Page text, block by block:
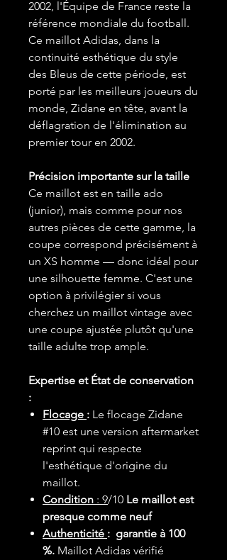
2002, l'Équipe de France reste la
référence mondiale du football.
Ce maillot Adidas, dans la
continuité esthétique du style
des Bleus de cette période, est
porté par les meilleurs joueurs du
monde, Zidane en tête, avant la
déflagration de l'élimination au
premier tour en 2002.
Précision importante sur la taille
Ce maillot est en taille ado
(junior), mais comme pour nos
autres pièces de cette gamme, la
coupe correspond précisément à
un XS homme — donc idéal pour
une silhouette femme. C'est une
option à privilégier si vous
cherchez un maillot vintage avec
une coupe ajustée plutôt qu'une
taille adulte trop ample.
Expertise et État de conservation
:
Flocage : Le flocage Zidane
#10 est une version aftermarket
reprint qui respecte
l'esthétique d'origine du
maillot.
Condition : 9/10 Le maillot est
presque comme neuf
Authenticité : garantie à 100
%. Maillot Adidas vérifié